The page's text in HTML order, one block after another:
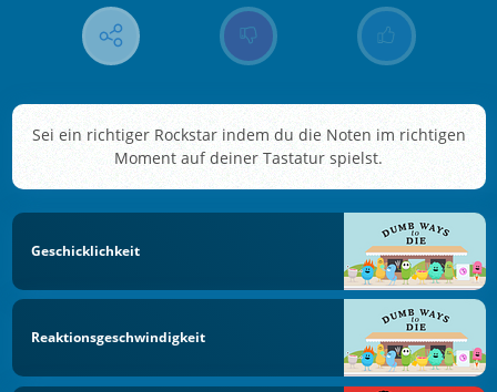
Sei ein richtiger Rockstar indem du die Noten im richtigen
Moment auf deiner Tastatur spielst.
Geschicklichkeit
Reaktionsgeschwindigkeit